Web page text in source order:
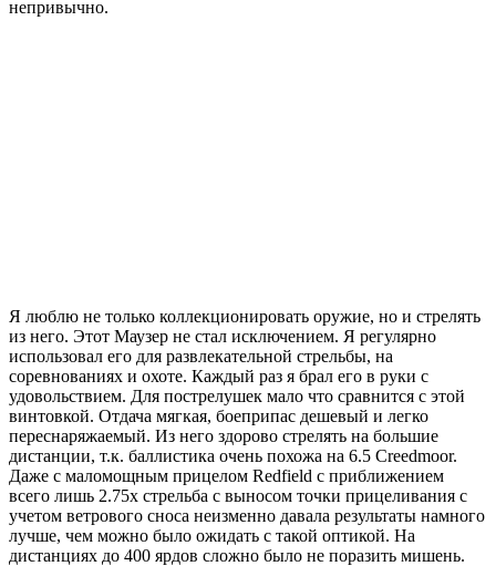
непривычно.
Я люблю не только коллекционировать оружие, но и стрелять
из него. Этот Маузер не стал исключением. Я регулярно
использовал его для развлекательной стрельбы, на
соревнованиях и охоте. Каждый раз я брал его в руки с
удовольствием. Для пострелушек мало что сравнится с этой
винтовкой. Отдача мягкая, боеприпас дешевый и легко
переснаряжаемый. Из него здорово стрелять на большие
дистанции, т.к. баллистика очень похожа на 6.5 Creedmoor.
Даже с маломощным прицелом Redfield с приближением
всего лишь 2.75x стрельба с выносом точки прицеливания с
учетом ветрового сноса неизменно давала результаты намного
лучше, чем можно было ожидать с такой оптикой. На
дистанциях до 400 ярдов сложно было не поразить мишень.